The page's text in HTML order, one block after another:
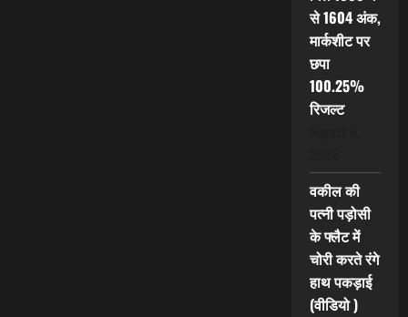
से 1604 अंक,
मार्कशीट पर
छपा
100.25%
रिजल्ट
वकील की
पत्नी पड़ोसी
के फ्लैट में
चोरी करते रंगे
हाथ पकड़ाई
(वीडियो )